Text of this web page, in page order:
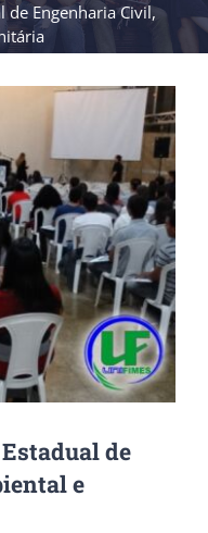
de Engenharia Civil,
de
e